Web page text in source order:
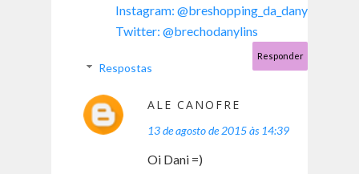
Instagram: @breshopping_da_dany
Twitter: @brechodanylins
Responder
Respostas
ALE CANOFRE
13 de agosto de 2015 às 14:39
Oi Dani =)